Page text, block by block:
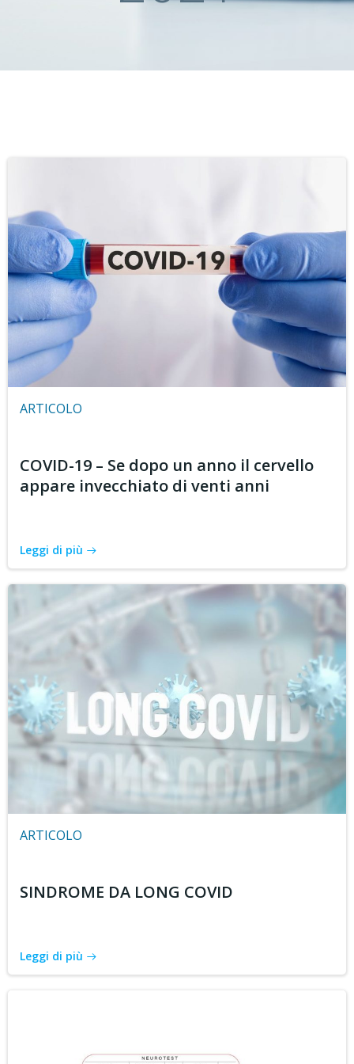
ARTICOLO
COVID-19 – Se dopo un anno il cervello
appare invecchiato di venti anni
Leggi di più
ARTICOLO
SINDROME DA LONG COVID
Leggi di più